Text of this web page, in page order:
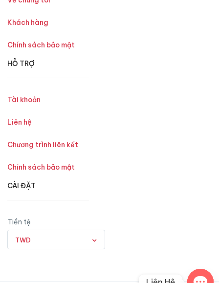
Khách hàng
Chính sách bảo mật
HỖ TRỢ
Tài khoản
Liên hệ
Chương trình liên kết
Chính sách bảo mật
CÀI ĐẶT
Tiền tệ
TWD